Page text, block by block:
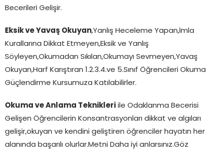
Becerileri Gelişir.
Eksik ve Yavaş Okuyan,Yanlış Heceleme Yapan,İmla
Kurallarına Dikkat Etmeyen,Eksik ve Yanlış
Söyleyen,Okumadan Sıkılan,Okumayı Sevmeyen,Yavaş
Okuyan,Harf Karıştıran 1.2.3.4.ve 5.Sınıf Öğrencileri Okuma
Güçlendirme Kursumuza Katılabilirler.
Okuma ve Anlama Teknikleri ile Odaklanma Becerisi
Gelişen Öğrencilerin Konsantrasyonları dikkat ve algıları
gelişir,okuyan ve kendini geliştiren öğrenciler hayatın her
alanında başarılı olurlar.Metni Daha iyi anlarsınız.Göz